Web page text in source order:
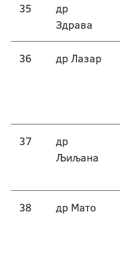
35
др
Здрава
36 др Лазар
37
др
Љиљана
38 др Мато